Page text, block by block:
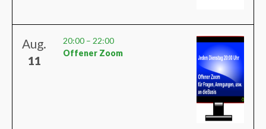
Aug.
11
20:00 – 22:00
Offener Zoom